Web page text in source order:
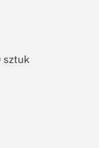
sztuk